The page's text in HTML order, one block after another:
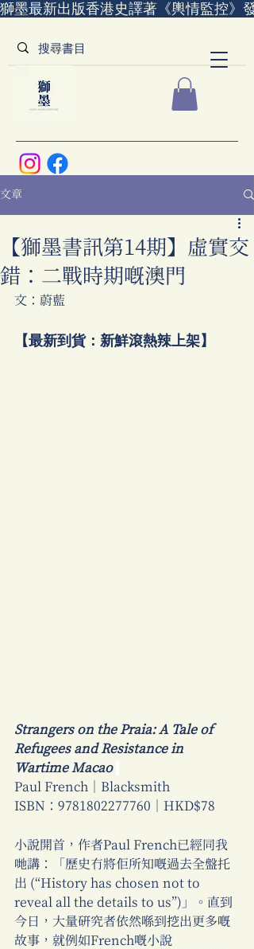
獅墨最新出版香港史譯著《輿情監控》
文章
【獅墨書訊第14期】虛實交
錯：二戰時期嘅澳門
文：蔚藍
【最新到貨：新鮮滾熱辣上架】
Strangers on the Praia: A Tale of
Refugees and Resistance in
Wartime Macao
Paul French｜Blacksmith
ISBN：9781802277760｜HKD$78
小說開首，作者Paul French已經同我
哋講：「歷史冇將佢所知嘅過去全盤托
出 (“History has chosen not to
reveal all the details to us”)」。直到
今日，大量研究者依然喺到挖出更多嘅
故事，就例如French嘅小說